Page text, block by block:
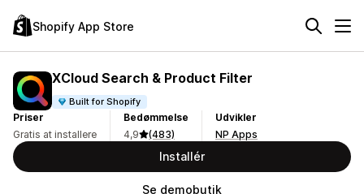
Shopify App Store
XCloud Search & Product Filter
Built for Shopify
Priser
Gratis at installere
Bedømmelse
4,9
(483)
Udvikler
NP Apps
Installér
Se demobutik